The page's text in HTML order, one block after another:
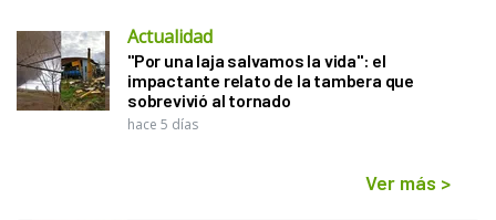
Actualidad
"Por una laja salvamos la vida": el
impactante relato de la tambera que
sobrevivió al tornado
hace 5 días
Ver más >